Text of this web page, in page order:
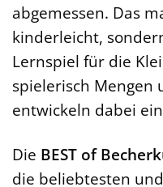
abgemessen. Das
kinderleicht,
Lernspiel für die
spielerisch Mengen
entwickeln dabei
Die BEST of
die beliebtesten